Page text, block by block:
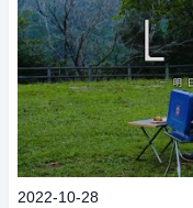
2022-10-28